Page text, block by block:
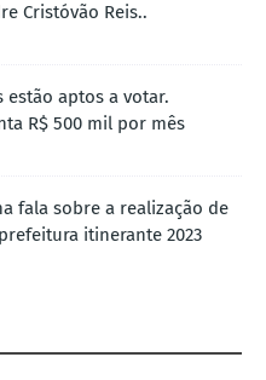
Cristóvão Reis..
estão aptos a votar.
R$ 500 mil por mês
fala sobre a realização de
itinerante 2023